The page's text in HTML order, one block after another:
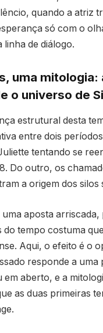
quando a atriz
só com o
linha de diálogo.
uma mitologia:
o universo de
estrutural desta
entre dois
tentando se
Do outro, os
a origem dos silos
aposta arriscada,
do tempo costuma
Aqui, o efeito é o
responde a uma
em aberto, e a
as duas primeiras